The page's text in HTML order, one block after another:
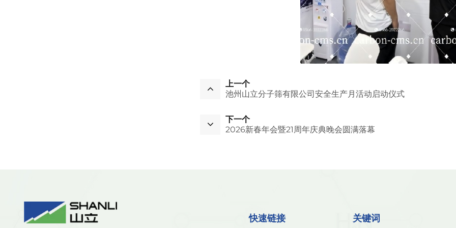
上一个
池州山立分子筛有限公司安全生产月活动启动仪式
下一个
2026新春年会暨21周年庆典晚会圆满落幕
快速链接 关键词